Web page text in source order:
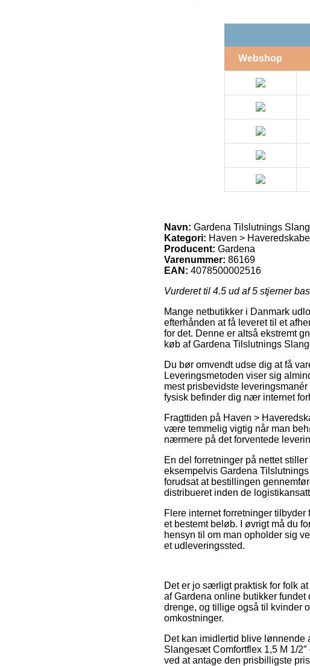
Webshop
Navn: Gardena Tilslutnings
Kategori: Haven >
Producent: Gardena
Varenummer: 86169
EAN: 4078500002516
Vurderet til 4.5 ud af 5 stjerner
Mange netbutikker i Danmark
efterhånden at få leveret til et
for det. Denne er altså ekstremt
køb af Gardena Tilslutnings
Du bør omvendt udse dig at få
Leveringsmetoden viser sig
mest prisbevidste
fysisk befinder dig nær internet
Fragttiden på Haven >
være temmelig vigtig når man
nærmere på det forventede
En del forretninger på nettet
eksempelvis Gardena
forudsat at bestillingen
distribueret inden de
Flere internet forretninger
et bestemt beløb. I øvrigt må du
hensyn til om man opholder sig
et udleveringssted.
Det er jo særligt praktisk for folk
af Gardena online butikker
drenge, og tillige også til kvinder
omkostninger.
Det kan imidlertid blive lønnende
Slangesæt Comfortflex 1,5 M 1/
ved at antage den prisbilligste